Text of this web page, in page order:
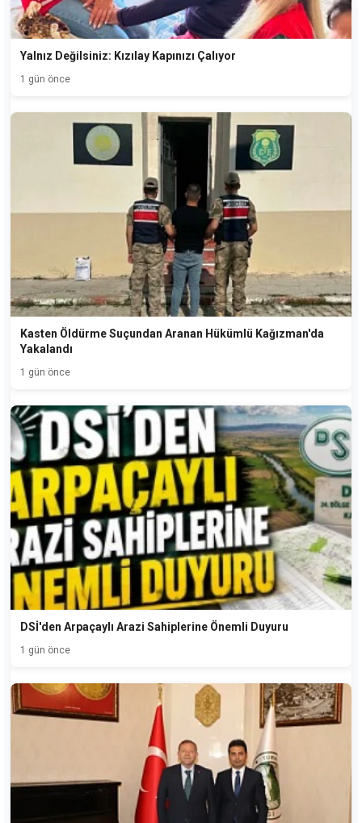
Yalnız Değilsiniz: Kızılay Kapınızı Çalıyor
1 gün önce
Kasten Öldürme Suçundan Aranan Hükümlü Kağızman'da
Yakalandı
1 gün önce
DSİ'den Arpaçaylı Arazi Sahiplerine Önemli Duyuru
1 gün önce